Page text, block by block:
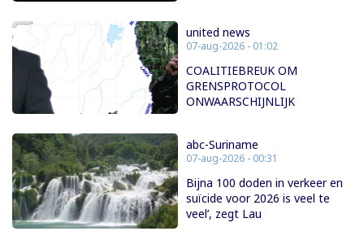
united news
07-aug-2026 - 01:02
COALITIEBREUK OM
GRENSPROTOCOL
ONWAARSCHIJNLIJK
abc-Suriname
07-aug-2026 - 00:31
Bijna 100 doden in verkeer en
suïcide voor 2026 is veel te
veel’, zegt Lau